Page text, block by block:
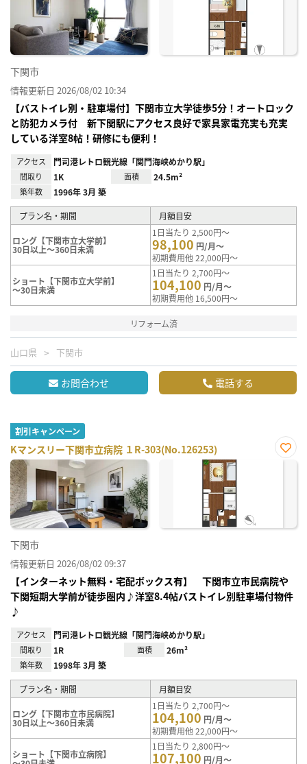
下関市
情報更新日 2026/08/02 10:34
【バストイレ別・駐車場付】下関市立大学徒歩5分！オートロック
と防犯カメラ付 新下関駅にアクセス良好で家具家電充実も充実
している洋室8帖！研修にも便利！
アクセス 門司港レトロ観光線「関門海峡めかり駅」
間取り 1K 面積 24.5m²
築年数 1996年 3月 築
プラン名・期間 月額目安
ロング【下関市立大学前】
30日以上～360日未満
1日当たり 2,500円～
98,100 円/月～
初期費用他 22,000円～
ショート【下関市立大学前】
～30日未満
1日当たり 2,700円～
104,100 円/月～
初期費用他 16,500円～
リフォーム済
山口県 下関市
お問合わせ 電話する
割引キャンペーン
Kマンスリー下関市立病院 １R-303(No.126253)
お気
下関市
情報更新日 2026/08/02 09:37
【インターネット無料・宅配ボックス有】 下関市立市民病院や
下関短期大学前が徒歩圏内♪洋室8.4帖バストイレ別駐車場付物件
♪
アクセス 門司港レトロ観光線「関門海峡めかり駅」
間取り 1R 面積 26m²
築年数 1998年 3月 築
プラン名・期間 月額目安
ロング【下関市立市民病院】
30日以上～360日未満
1日当たり 2,700円～
104,100 円/月～
初期費用他 22,000円～
ショート【下関市立病院】
1日当たり 2,800円～
107,100 円/月～